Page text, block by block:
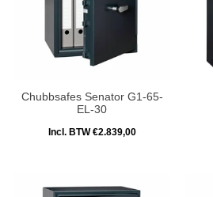
Chubbsafes Senator G1-65-
EL-30
Incl. BTW €2.839,00